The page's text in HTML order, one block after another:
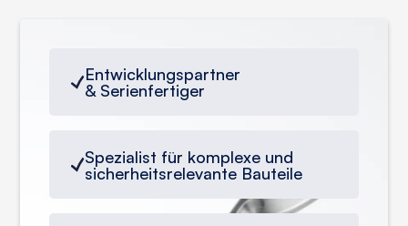
Entwicklungspartner
& Serienfertiger
Spezialist für komplexe und
sicherheitsrelevante Bauteile